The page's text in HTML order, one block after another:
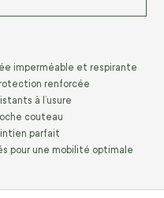
imperméable et respirante
renforcée
à l’usure
couteau
parfait
pour une mobilité optimale